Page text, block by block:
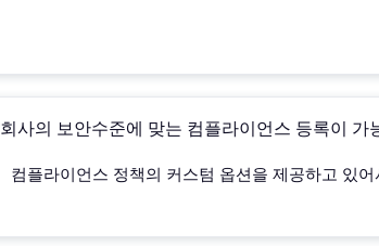
회사의 보안수준에 맞는 컴플라이언스 등록이 가
컴플라이언스 정책의 커스텀 옵션을 제공하고 있